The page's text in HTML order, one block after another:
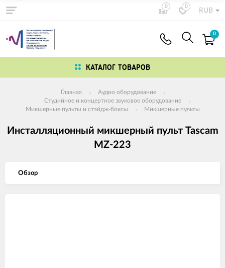
0 0
RUB
0
КАТАЛОГ ТОВАРОВ
Главная
Аудио оборудование
Студийное и концертное звуковое оборудование
Микшерные пульты и стэйдж-боксы
Микшерные пульты
Инсталляционный микшерный пульт Tascam
MZ-223
Обзор